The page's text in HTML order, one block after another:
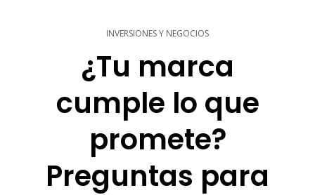
INVERSIONES Y NEGOCIOS
¿Tu marca
cumple lo que
promete?
Preguntas para